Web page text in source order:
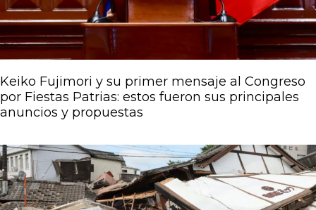
Keiko Fujimori y su primer mensaje al Congreso
por Fiestas Patrias: estos fueron sus principales
anuncios y propuestas